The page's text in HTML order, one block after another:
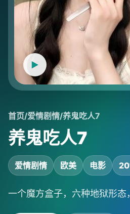
首页/爱情剧情/养鬼吃人7
养鬼吃人7
爱情剧情 欧美 电影
一个魔方盒子，六种地狱形态